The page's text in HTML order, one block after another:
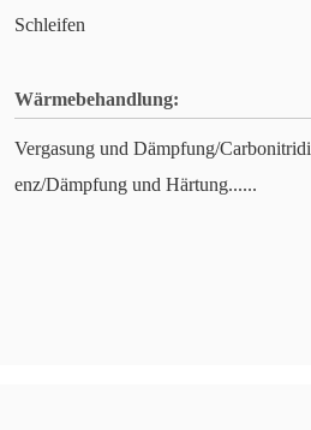
Schleifen
Wärmebehandlung:
Vergasung und Dämpfung/
enz/Dämpfung und Härtung......